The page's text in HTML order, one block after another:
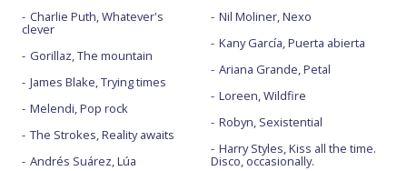
Charlie Puth, Whatever's
clever
Gorillaz, The mountain
James Blake, Trying times
Melendi, Pop rock
The Strokes, Reality awaits
Andrés Suárez, Lúa
Nil Moliner, Nexo
Kany García, Puerta abierta
Ariana Grande, Petal
Loreen, Wildfire
Robyn, Sexistential
Harry Styles, Kiss all the time.
Disco, occasionally.